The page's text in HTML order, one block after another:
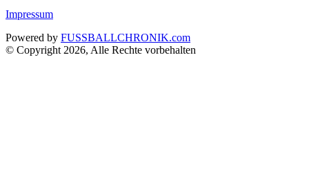
Impressum
Powered by FUSSBALLCHRONIK.com
© Copyright 2026, Alle Rechte vorbehalten